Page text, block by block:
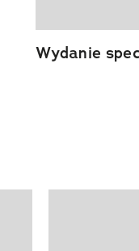
Wydanie